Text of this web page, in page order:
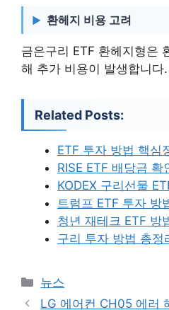
환헤지 비용 고려
금은구리 ETF 환헤지형은
해 추가 비용이 발생합니다
Related Posts:
ETF 투자 방법 핵심
RISE ETF 배당금 확
KODEX 구리선물
트럼프 ETF 투자 방
청년 재테크 ETF 방
구리 투자 방법 총정
카
테
뉴스
LG 에어컨 CH05 에러